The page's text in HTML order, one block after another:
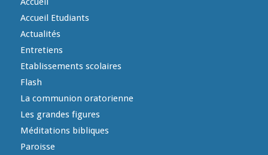
Accueil Etudiants
Actualités
Entretiens
Etablissements scolaires
Flash
La communion oratorienne
Les grandes figures
Méditations bibliques
Paroisse